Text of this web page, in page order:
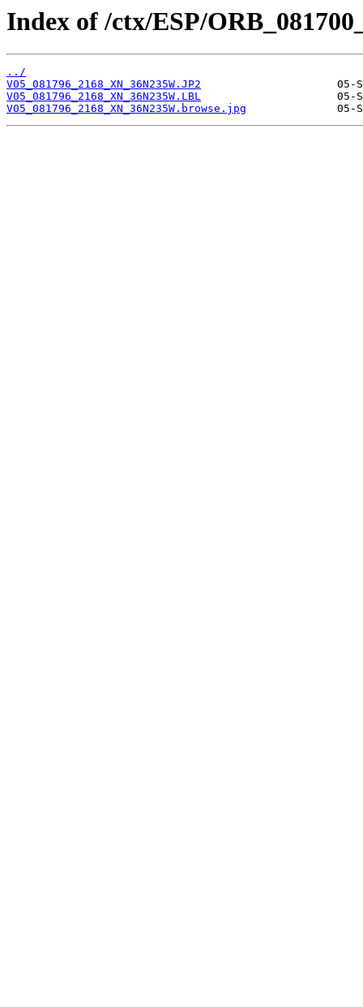
Index of /ctx/ESP/
../
V05_081796_2168_XN_36N235W.JP2
V05_081796_2168_XN_36N235W.LBL
V05_081796_2168_XN_36N235W.browse.jpg